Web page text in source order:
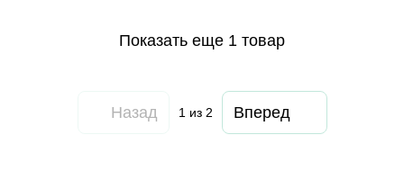
Показать еще 1 товар
Назад 1 из 2 Вперед